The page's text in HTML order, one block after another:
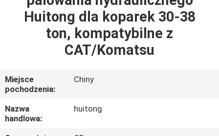
PRODUKTY
VR
O
NAS
Huitong dla koparek 30-38
ton, kompatybilne z
CAT/Komatsu
Miejsce
pochodzenia:
Chiny
Nazwa
handlowa:
huitong